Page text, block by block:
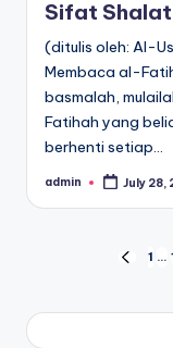
Sifat
(ditulis oleh: Al-
Membaca al-
basmalah,
Fatihah yang
berhenti setiap…
Posted
admin July 28,
1 …